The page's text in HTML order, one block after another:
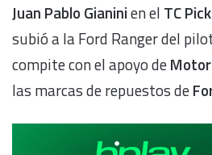
Juan Pablo Gianinien el TC
subió a la Ford Ranger del
compite con el apoyo de
las marcas de repuestos de